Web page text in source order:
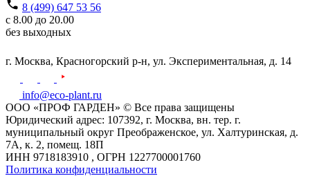
8 (499) 647 53 56
с 8.00 до 20.00
без выходных
г. Москва, Красногорский р-н, ул. Экспериментальная, д. 14
info@eco-plant.ru
ООО «ПРОФ ГАРДЕН» © Все права защищены
Юридический адрес: 107392, г. Москва, вн. тер. г.
муниципальный округ Преображенское, ул. Халтуринская, д.
7А, к. 2, помещ. 18П
ИНН 9718183910 , ОГРН 1227700001760
Политика конфиденциальности